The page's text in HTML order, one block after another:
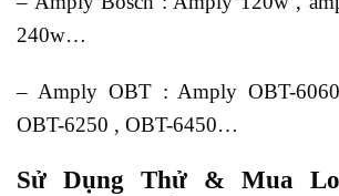
240w…
– Amply OBT : Amply OBT-
OBT-6250 , OBT-6450…
Sử Dụng Thử & Mua